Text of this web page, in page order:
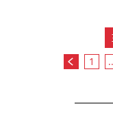
1